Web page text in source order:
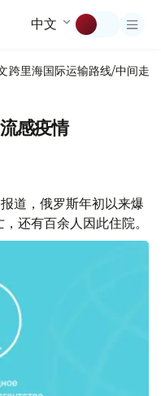
中文
跨里海国际运输路线/中间走廊
感疫情
道，俄罗斯年初以来爆
还有百余人因此住院。